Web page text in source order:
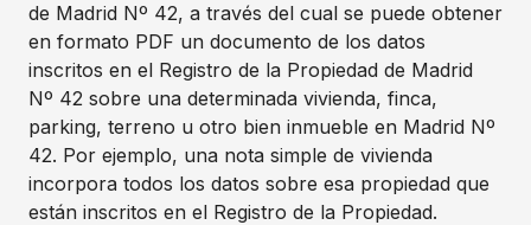
de Madrid Nº 42, a través del cual se puede obtener
en formato PDF un documento de los datos
inscritos en el Registro de la Propiedad de Madrid
Nº 42 sobre una determinada vivienda, finca,
parking, terreno u otro bien inmueble en Madrid Nº
42. Por ejemplo, una nota simple de vivienda
incorpora todos los datos sobre esa propiedad que
están inscritos en el Registro de la Propiedad.